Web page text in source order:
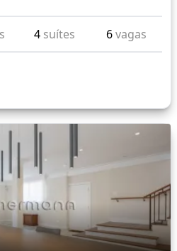
4 suítes 6vagas